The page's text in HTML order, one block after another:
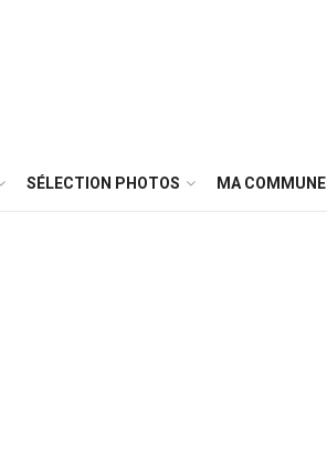
SÉLECTION PHOTOS MA COMMUNE